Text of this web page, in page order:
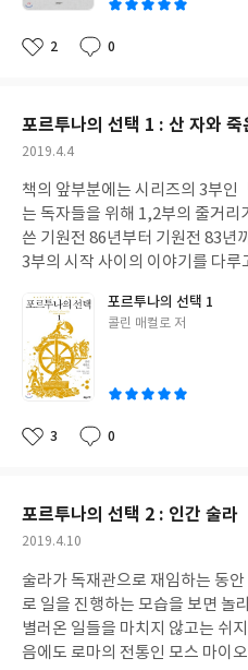
르비아 니시에는 오스만이 세르비
구백여개로 스컬타워를 세웠는데
되었다고 한다. 이후 코소보에서
울릴 지경이다. 보스니아의 사라
부부의 피격사건으로 일차세계대
범게르만주의의 격돌이었고, 전
해 하나의 왕국이 되었으니 발칸
크로아티아 스플리트는 로마 황
그의 궁전이 남아있다. 로마인도
노예 출신이라는 말도 있는 로마
도 호기심이 생긴다. 『드리나 강의 다리』는 보스니아 헤르체고비
나 출신의 이보 안드리치의 작품
르크 제국 시대부터 일차세계대전
도시에 놓인 다리에서 벌어지는
개하고 있어서 읽어보고 싶다.
이 인상적이다. 육신의 빵도 부족
은이들의 순례여행은 기억속에 깊이 새겨
의 아버지도 메이지 시대에 육개
했고 그 추억을 평생 간직하며 살
슬픔을 더 많이 주었던 아버지이
의무 이전에 개인으로서의 그의
가족내에서 그런 아버지와 유일
작가의 인생행로 또한 아버지에
을 것이다. 자긍심이 강한 딸이 아
욱 다정한 딸이 되려 애쓰는 모습이 애잔하다. 일
학, 이후 로마 유학을 거쳐 밀라
러 사람들과의 만남과 헤어짐을
친구들』 http://
이 책을 먼저 읽었더라면 좋았겠
의 관계는 『코르시아 서점의 친
는데 작가의 인생에 정말 소중한
이탈리아를 잇는 다리가 된 작가의
좋
2
댓
0
작
포르투나의 선택 1 : 산 자와 죽
작
일
2019.4.4
책의 앞부분에는 시리즈의 3부
는 독자들을 위해 1,2부의 줄거리
쓴 기원전 86년부터 기원전 83년
3부의 시작 사이의 이야기를 다
테스를 폰토스로 몰아넣고 이탈
인 킨나와 카르보 등과 또 다시 내
대파들을 향해 반복되는 무자비한
조차 괴롭다. 전쟁은 결국 술라의
용당한 마리우스 2세와 마지막까
루스는 비참한 최후를 맞았다. 마침내 마리우스와의 지난한 경쟁에
는 배우처럼 우스꽝스러울 지경
마음은 더욱 비뚤어져 버린 그에
못했고, 사랑하는 로마는 황폐해
한다는 핑계로 벌어지는 공권박
우스 치하 못지않은 공포정치를 경험하고 있다.
지로 늙어가며 추해지고 사악해
운 두 청년 폼페이우스와 카이사
포르투나의 선택 1
글
콜린 매컬로 저
좋
3
댓
0
작
포르투나의 선택 2 : 인간 술라
작
일
2019.4.10
술라가 독재관으로 재임하는 동
로 일을 진행하는 모습을 보면 놀
별러온 일들을 마치지 않고는 쉬
음에도 로마의 전통인 모스 마이